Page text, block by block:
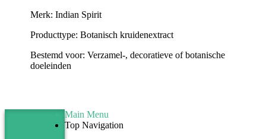
Merk: Indian Spirit
Producttype: Botanisch kruidenextract
Bestemd voor: Verzamel-, decoratieve of botanische
doeleinden
Main Menu
Top Navigation